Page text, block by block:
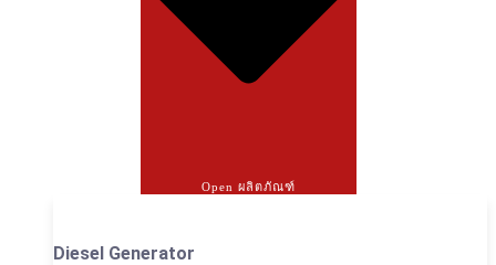
Open ผลิตภัณฑ์
Diesel Generator